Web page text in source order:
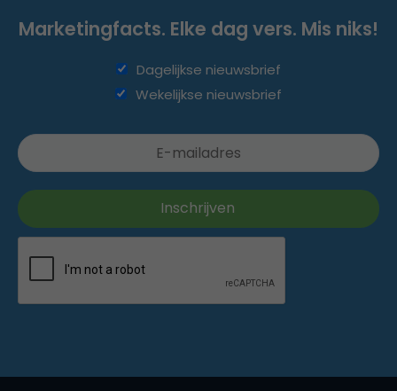
Marketingfacts. Elke dag vers. Mis niks!
Dagelijkse nieuwsbrief
Wekelijkse nieuwsbrief